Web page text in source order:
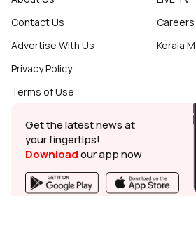
Contact Us
Advertise With Us
Privacy Policy
Terms of Use
Careers
Kerala
Get the latest news at
your fingertips!
Downloadour app now